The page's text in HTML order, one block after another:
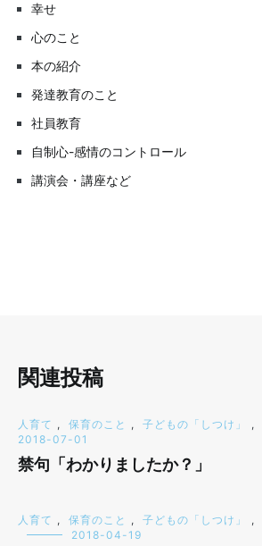
幸せ
心のこと
本の紹介
発達教育のこと
社員教育
自制心-感情のコントロール
講演会・講座など
関連投稿
人育て , 保育のこと , 子どもの「しつけ」 ,
2018-07-01
禁句「わかりましたか？」
人育て , 保育のこと , 子どもの「しつけ」 ,
2018-04-19